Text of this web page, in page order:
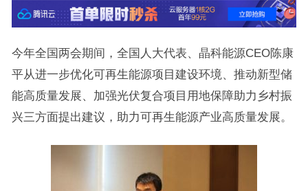
今年全国两会期间，全国人大代表、晶科能源CEO陈康
平从进一步优化可再生能源项目建设环境、推动新型储
能高质量发展、加强光伏复合项目用地保障助力乡村振
兴三方面提出建议，助力可再生能源产业高质量发展。